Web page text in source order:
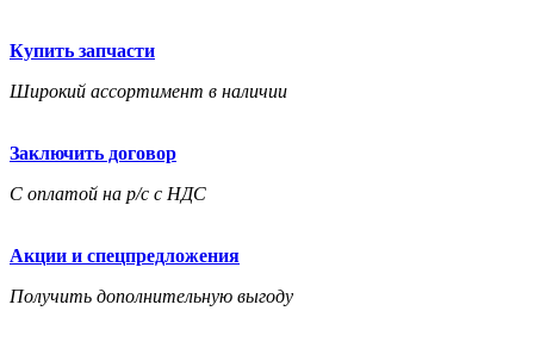
Купить запчасти
Широкий ассортимент в наличии
Заключить договор
С оплатой на р/с с НДС
Акции и спецпредложения
Получить дополнительную выгоду